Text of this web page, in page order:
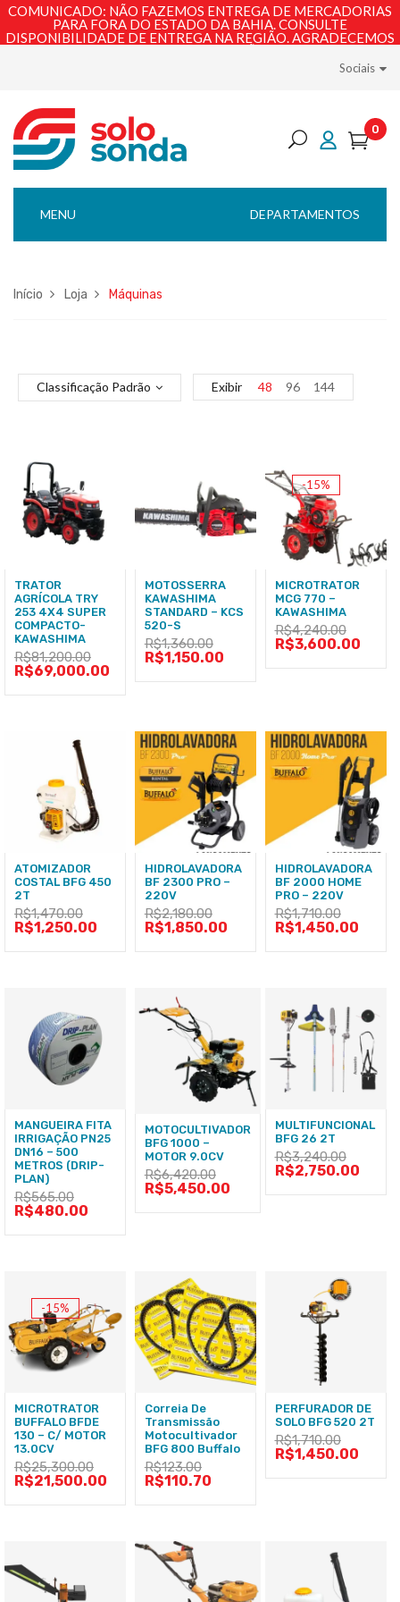
COMUNICADO: NÃO FAZEMOS ENTREGA DE MERCADORIAS
PARA FORA DO ESTADO DA BAHIA. CONSULTE
DISPONIBILIDADE DE ENTREGA NA REGIÃO. AGRADECEMOS
Sociais
0
DEPARTAMENTOS
MENU
Início Loja Máquinas
Classificação Padrão Exibir 48 96 144
TRATOR
AGRÍCOLA TRY
253 4X4 SUPER
COMPACTO-
KAWASHIMA
R$81,200.00
R$69,000.00
MOTOSSERRA
KAWASHIMA
STANDARD – KCS
520-S
R$1,360.00
R$1,150.00
-15%
MICROTRATOR
MCG 770 –
KAWASHIMA
R$4,240.00
R$3,600.00
ATOMIZADOR
COSTAL BFG 450
2T
R$1,470.00
R$1,250.00
HIDROLAVADORA
BF 2300 PRO –
220V
R$2,180.00
R$1,850.00
HIDROLAVADORA
BF 2000 HOME
PRO – 220V
R$1,710.00
R$1,450.00
MANGUEIRA FITA
IRRIGAÇÃO PN25
DN16 – 500
METROS (DRIP-
PLAN)
R$565.00
R$480.00
MOTOCULTIVADOR
BFG 1000 –
MOTOR 9.0CV
R$6,420.00
R$5,450.00
MULTIFUNCIONAL
BFG 26 2T
R$3,240.00
R$2,750.00
-15%
MICROTRATOR
BUFFALO BFDE
130 – C/ MOTOR
13.0CV
R$25,300.00
R$21,500.00
Correia De
Transmissão
Motocultivador
BFG 800 Buffalo
R$123.00
R$110.70
PERFURADOR DE
SOLO BFG 520 2T
R$1,710.00
R$1,450.00